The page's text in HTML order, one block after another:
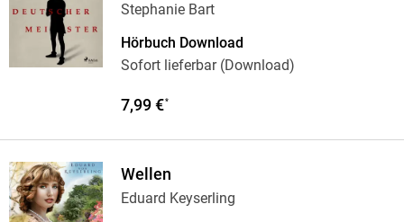
Stephanie Bart
Hörbuch Download
Sofort lieferbar (Download)
7,99 €*
Wellen
Eduard Keyserling